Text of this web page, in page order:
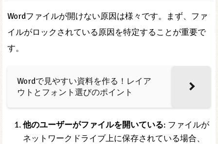
Wordファイルが開けない原因は様々です。まず、ファ
イルがロックされている原因を特定することが重要で
す。
Wordで見やすい資料を作る！レイア
ウトとフォント選びのポイント
他のユーザーがファイルを開いている: ファイルが
ネットワークドライブ上に保存されている場合、